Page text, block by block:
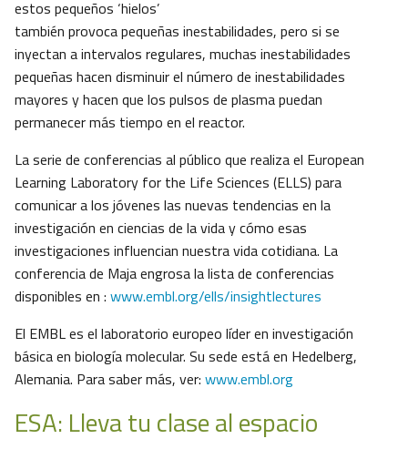
estos pequeños ‘hielos’
también provoca pequeñas inestabilidades, pero si se
inyectan a intervalos regulares, muchas inestabilidades
pequeñas hacen disminuir el número de inestabilidades
mayores y hacen que los pulsos de plasma puedan
permanecer más tiempo en el reactor.
La serie de conferencias al público que realiza el European
Learning Laboratory for the Life Sciences (ELLS) para
comunicar a los jóvenes las nuevas tendencias en la
investigación en ciencias de la vida y cómo esas
investigaciones influencian nuestra vida cotidiana. La
conferencia de Maja engrosa la lista de conferencias
disponibles en : www.embl.org/ells/insightlectures
El EMBL es el laboratorio europeo líder en investigación
básica en biología molecular. Su sede está en Hedelberg,
Alemania. Para saber más, ver: www.embl.org
ESA: Lleva tu clase al espacio